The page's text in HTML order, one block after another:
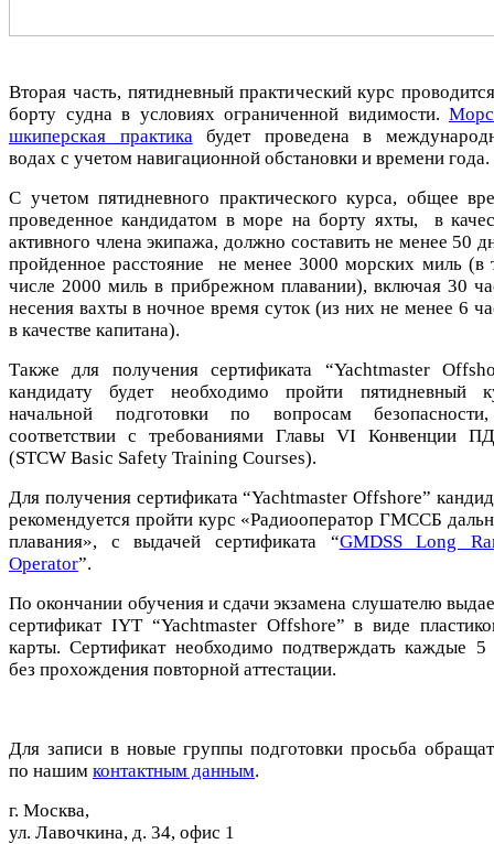
Вторая часть, пятидневный практический курс
борту судна в условиях ограниченной видимости.
шкиперская практикабудет проведена в
водах с учетом навигационной обстановки и времени года.
С учетом пятидневного практического курса, общее
проведенное кандидатом в море на борту яхты, в
активного члена экипажа, должно составить не менее 50
пройденное расстояние не менее 3000 морских миль (в
числе 2000 миль в прибрежном плавании), включая 30
несения вахты в ночное время суток (из них не менее 6
в качестве капитана).
Также для получения сертификата “Yachtmaster
кандидату будет необходимо пройти пятидневный
начальной подготовки по вопросам
соответствии с требованиями Главы VI Конвенции
(STCW Basic Safety Training Courses).
Для получения сертификата “Yachtmaster Offshore”
рекомендуется пройти курс «Радиооператор ГМССБ
плавания», с выдачей сертификата “GMDSS Long
Operator”.
По окончании обучения и сдачи экзамена слушателю
сертификат IYT “Yachtmaster Offshore” в виде
карты. Сертификат необходимо подтверждать каждые 5
без прохождения повторной аттестации.
Для записи в новые группы подготовки просьба
по нашим контактным данным.
г. Москва,
ул. Лавочкина, д. 34, офис 1